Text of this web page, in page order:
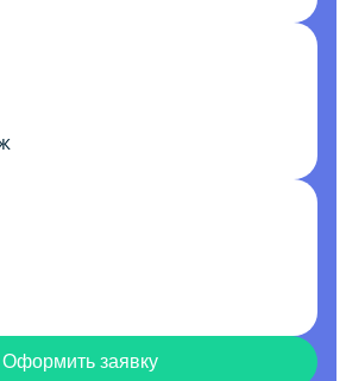
Оформить заявку